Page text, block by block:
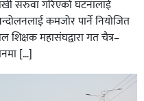
सरुवा गरिएको घटनालाई
कमजोर पार्ने नियोजित
महासंघद्वारा गत चैत्र–
[…]